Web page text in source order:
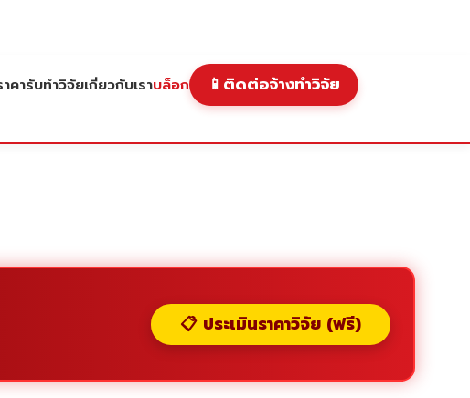
าคารับทำวิจัยเกี่ยวกับเราบล็อก 📱 ติดต่อจ้างทำวิจัย
📋 ประเมินราคาวิจัย (ฟรี)